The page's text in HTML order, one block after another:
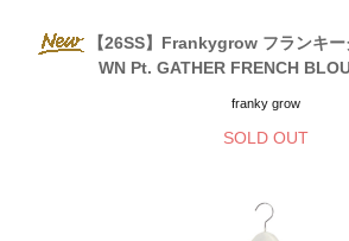
【26SS】Frankygrow フランキ
WN Pt. GATHER FRENCH
franky grow
SOLD OUT